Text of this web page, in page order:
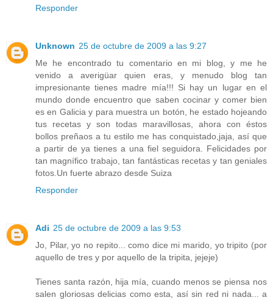
Responder
Unknown 25 de octubre de 2009 a las 9:27
Me he encontrado tu comentario en mi blog, y me he
venido a averigüar quien eras, y menudo blog tan
impresionante tienes madre mía!!! Si hay un lugar en el
mundo donde encuentro que saben cocinar y comer bien
es en Galicia y para muestra un botón, he estado hojeando
tus recetas y son todas maravillosas, ahora con éstos
bollos preñaos a tu estilo me has conquistado,jaja, así que
a partir de ya tienes a una fiel seguidora. Felicidades por
tan magnífico trabajo, tan fantásticas recetas y tan geniales
fotos.Un fuerte abrazo desde Suiza
Responder
Adi 25 de octubre de 2009 a las 9:53
Jo, Pilar, yo no repito... como dice mi marido, yo tripito (por
aquello de tres y por aquello de la tripita, jejeje)
Tienes santa razón, hija mía, cuando menos se piensa nos
salen gloriosas delicias como esta, así sin red ni nada... a